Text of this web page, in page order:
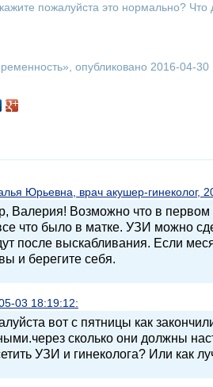
пожалуйста это нормально? Что
», опубликовано 2016-04-30
Юрьевна, врач акушер-гинеколог,
Валерия! Возможно что в первом
что было в матке. УЗИ можно
после выскабливания. Если
и берегите себя.
03 18:19:12:
вот с пятницы как
сколько они должны
УЗИ и гинеколога? Или как